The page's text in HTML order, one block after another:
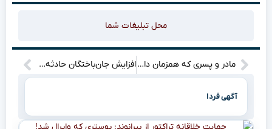
محل تبلیغات شما
مادر و پسری که همزمان دانش‌آموخته شدند: داستانی خاص که نمی‌توانید از دست بدهید! افزایش جان‌باختگان حادثه ناگوار انفجار در بندر شهید رجایی؛ جزئیات جدیدی که باید بدانید!
آگهی فردا